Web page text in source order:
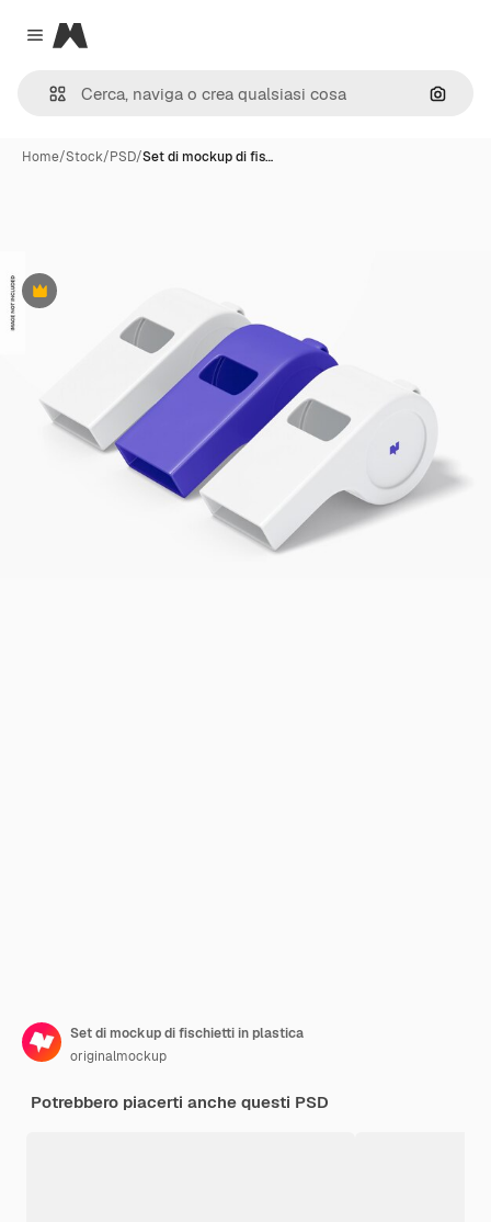
Close menu
Magnific
Cerca
Home/Stock/PSD/Set di mockup di fis…
Premium
Set di mockup di fischietti in plastica
originalmockup
Potrebbero piacerti anche questi PSD